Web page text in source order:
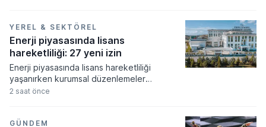
doğrultusunda revize edilen tahminler,
fiyatların orta ve uzun vadede tarihi
seviyeleri aşacağına işaret ediyor.
YEREL & SEKTÖREL
Enerji piyasasında lisans
hareketliliği: 27 yeni izin
Enerji piyasasında lisans hareketliliği
yaşanırken kurumsal düzenlemeler
resmiyet kazandı. Enerji piyasası
yeni faaliyet izinleri verilirken bazı
2 saat önce
GÜNDEM